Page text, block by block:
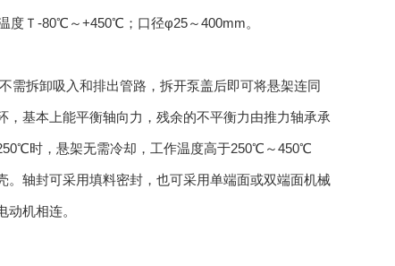
Ｔ-80℃～+450℃；口径φ25～400mm。
拆卸吸入和排出管路，拆开泵盖后即可将悬架连同
基本上能平衡轴向力，残余的不平衡力由推力轴承承
时，悬架无需冷却，工作温度高于250℃～450℃
轴封可采用填料密封，也可采用单端面或双端面机械
机相连。